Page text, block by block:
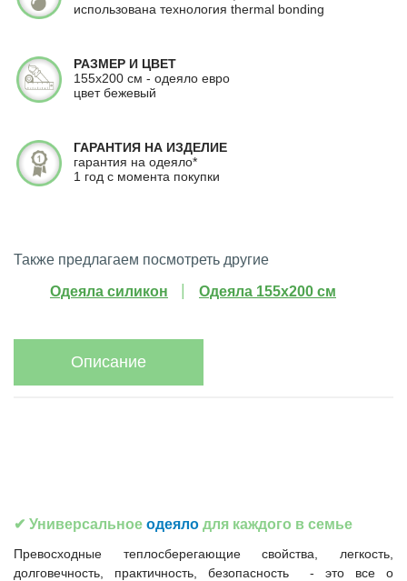
180х200 см 180x205 см 180x210 см 180x215 см
200х200 см 200x205 см 200x210 см
использована технология thermal bonding
РАЗМЕР И ЦВЕТ
155х200 см - одеяло евро
цвет бежевый
ГАРАНТИЯ НА ИЗДЕЛИЕ
гарантия на одеяло*
1 год с момента покупки
Также предлагаем посмотреть другие
Одеяла силикон Одеяла 155x200 см
Описание
✔ Универсальное одеяло для каждого в семье
Превосходные теплосберегающие свойства, легкость,
долговечность, практичность, безопасность - это все о